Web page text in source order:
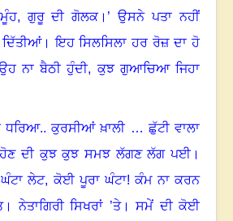
ਮੂੰਹ, ਗੁਰੂ ਦੀ ਗੋਲਕ। ’ ਉਸਨੇ ਪਤਾ ਨਹੀਂ
।ਇਹ ਸਿਲਸਿਲਾ ਹਰ ਰੋਜ਼ ਦਾ ਹੋ
ਨਾ ਬੈਠੀ ਹੁੰਦੀ, ਕੁਝ ਗੁਆਚਿਆ ਜਿਹਾ
ਕੁਰਸੀਆਂ ਖ਼ਾਲੀ … ਛੁੱਟੀ ਵਾਲਾ
ਹੋਣ ਦੀ ਕੁਝ ਕੁਝ ਸਮਝ ਲੱਗਣ ਲੱਗ ਪਈ।
ਲੇਟ, ਕੋਈ ਪੂਰਾ ਘੰਟਾ! ਕੰਮ ਨਾ ਕਰਨ
ਨੇਤਾਗਿਰੀ ਸਿਖਰਾਂ ’ਤੇ। ਸਮੇਂ ਦੀ ਕੋਈ